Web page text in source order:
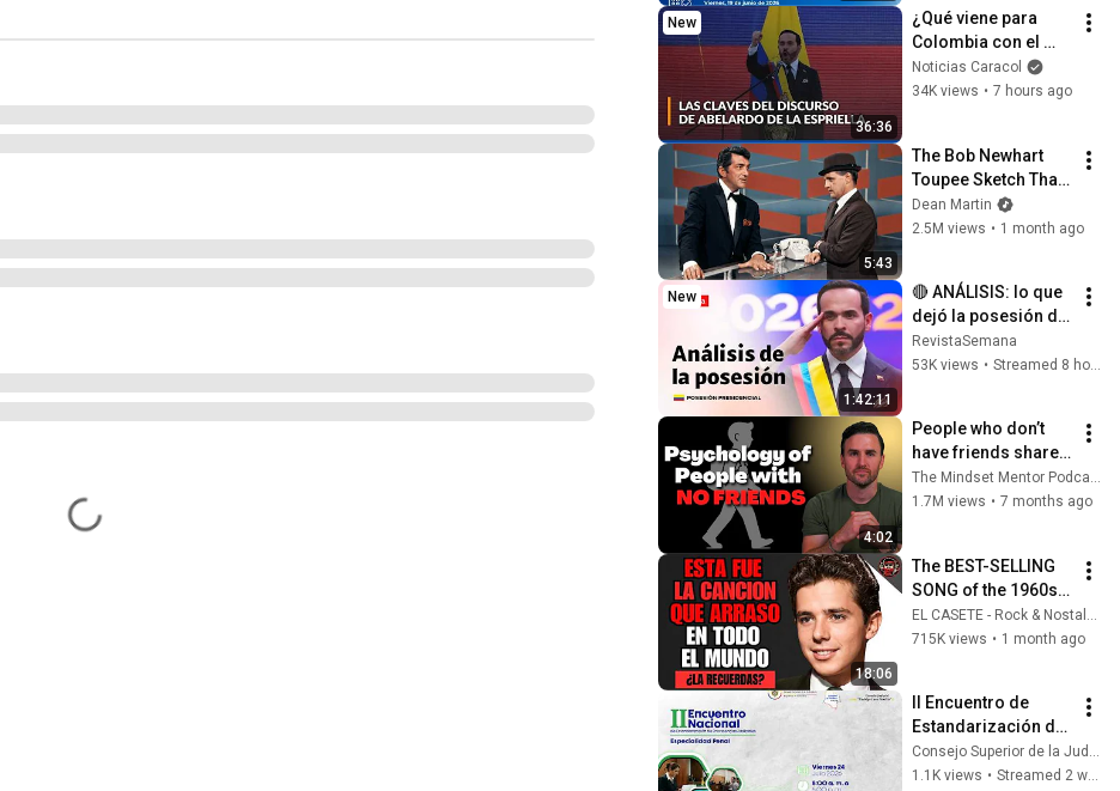
36:36
New
¿Qué viene para
Colombia con el
gobierno de
Abelardo de la
posesión
Noticias Caracol
34K views • 7 hours ago
5:43
The Bob Newhart
Toupee Sketch That
Broke Dean Martin
Dean Martin
2.5M views • 1 month ago
1:42:11
New
🔴 ANÁLISIS: lo que
dejó la posesión de
Abelardo De La
Espriella en Cali
RevistaSemana
53K views • Streamed 8 hours ago
4:02
People who don’t
have friends share
these five
personality traits
The Mindset Mentor Podcast
1.7M views • 7 months ago
18:06
The BEST-SELLING
SONG of the 1960s |
SPANISH CLASSICS
715K views • 1 month ago
II Encuentro de
Estandarización de
Providencias
Judiciales -
Consejo Superior de la Judicatura
1.1K views • Streamed 2 weeks ago